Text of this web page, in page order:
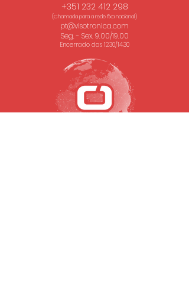
+351 232 412 298
(Chamada para a rede fixa nacional.)
pt@visotronica.com
Seg. - Sex. 9.00/19.00
Encerrado das 12.30/14.30